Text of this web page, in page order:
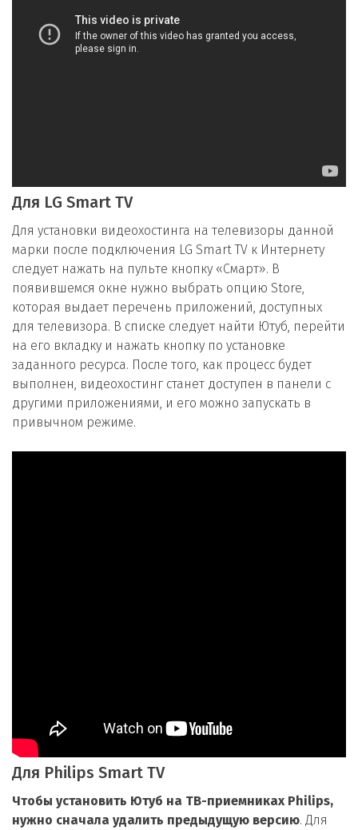
Для LG Smart TV
Для установки видеохостинга на телевизоры данной
марки после подключения LG Smart TV к Интернету
следует нажать на пульте кнопку «Смарт». В
появившемся окне нужно выбрать опцию Store,
которая выдает перечень приложений, доступных
для телевизора. В списке следует найти Ютуб, перейти
на его вкладку и нажать кнопку по установке
заданного ресурса. После того, как процесс будет
выполнен, видеохостинг станет доступен в панели с
другими приложениями, и его можно запускать в
привычном режиме.
Для Philips Smart TV
Чтобы установить Ютуб на ТВ-приемниках Philips,
нужно сначала удалить предыдущую версию. Для